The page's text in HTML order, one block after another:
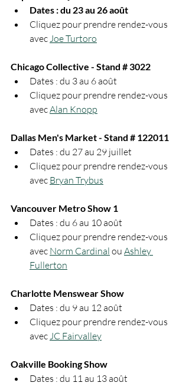
Dates : du 23 au 26 août
Cliquez pour prendre rendez-vous
avec Joe Turtoro
Chicago Collective - Stand # 3022
Dates : du 3 au 6 août
Cliquez pour prendre rendez-vous
avec Alan Knopp
Dallas Men's Market - Stand # 122011
Dates : du 27 au 29 juillet
Cliquez pour prendre rendez-vous
avec Bryan Trybus
Vancouver Metro Show 1
Dates : du 6 au 10 août
Cliquez pour prendre rendez-vous
avec Norm Cardinal ou Ashley
Fullerton
Charlotte Menswear Show
Dates : du 9 au 12 août
Cliquez pour prendre rendez-vous
avec JC Fairvalley
Oakville Booking Show
Dates : du 11 au 13 août